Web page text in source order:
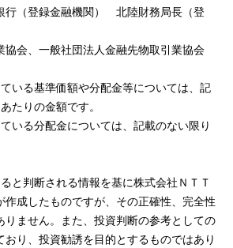
（登録金融機関） 北陸財務局長（登
会、一般社団法人金融先物取引業協会
いる基準価額や分配金等については、記
たりの金額です。
いる分配金については、記載のない限り
と判断される情報を基に株式会社ＮＴＴ
作成したものですが、その正確性、完全性
りません。また、投資判断の参考としての
おり、投資勧誘を目的とするものではあり